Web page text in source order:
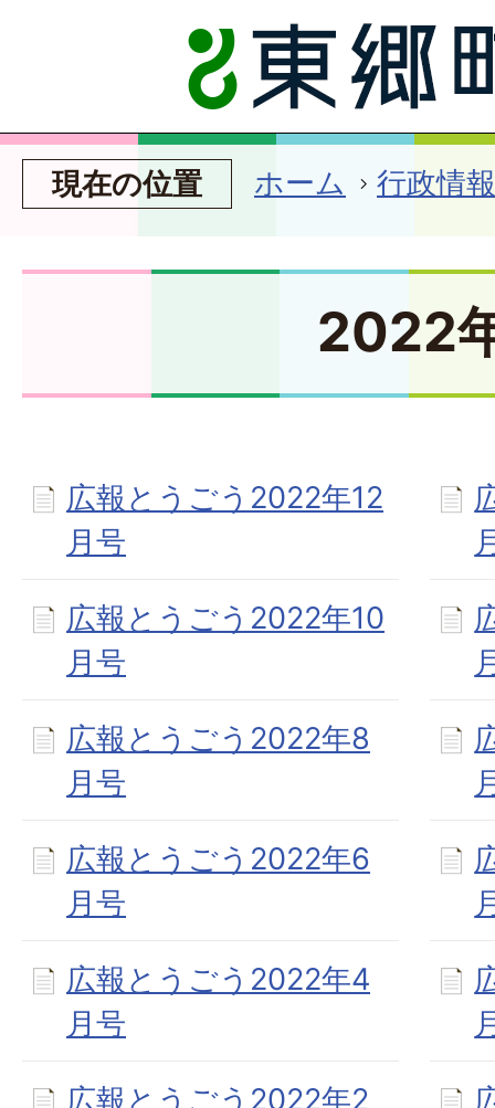
現在の位置 ホーム 行政情報
2022
広報とうごう2022年12
月号
広報とうごう2022年10
月号
広報とうごう2022年8
月号
広報とうごう2022年6
月号
広報とうごう2022年4
月号
広報とうごう2022年2